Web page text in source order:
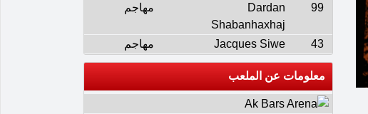
99
Dardan
Shabanhaxhaj
مهاجم
43
Jacques Siwe مهاجم
معلومات عن الملعب